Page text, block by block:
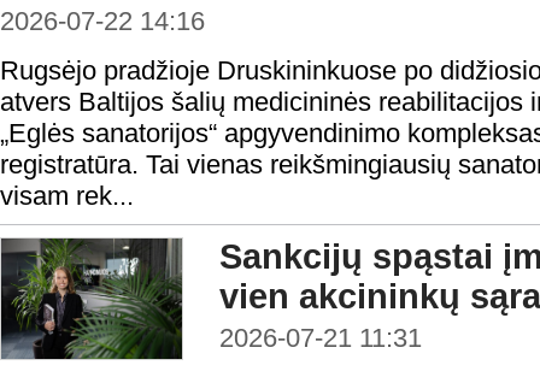
2026-07-22 14:16
Rugsėjo pradžioje Druskininkuose po
atvers Baltijos šalių medicininės reabilitacijos
„Eglės sanatorijos“ apgyvendinimo
registratūra. Tai vienas reikšmingiausių
visam rek...
Sankcijų spąstai
vien akcininkų
2026-07-21 11:31